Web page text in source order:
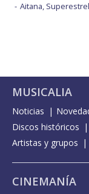
Aitana,
MUSICALIA
Noticias
Discos históricos
Artistas y grupos
CINEMANÍA